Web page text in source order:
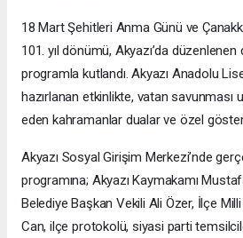
18 Mart Şehitleri Anma Günü ve
101. yıl dönümü, Akyazı’da
programla kutlandı. Akyazı Anadolu
hazırlanan etkinlikte, vatan savunması
eden kahramanlar dualar ve özel
​Akyazı Sosyal Girişim Merkezi’nde
programına; Akyazı Kaymakamı
Belediye Başkan Vekili Ali Özer, İlçe
Can, ilçe protokolü, siyasi parti